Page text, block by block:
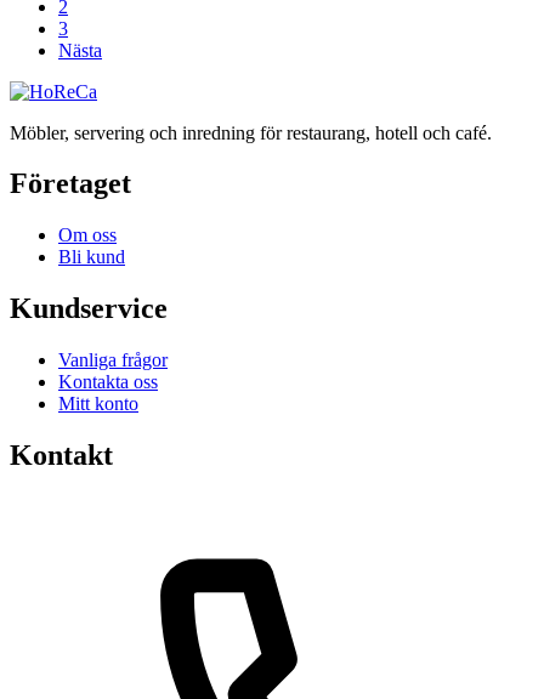
2
3
Nästa
Möbler, servering och inredning för restaurang, hotell och café.
Företaget
Om oss
Bli kund
Kundservice
Vanliga frågor
Kontakta oss
Mitt konto
Kontakt